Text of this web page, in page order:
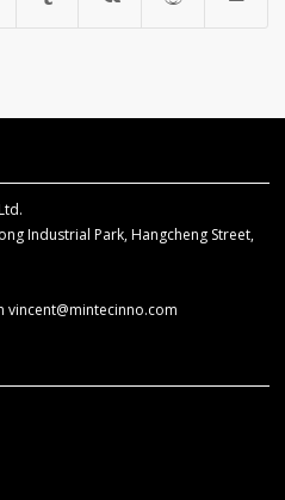
Industrial Park, Hangcheng Street,
vincent@mintecinno.com